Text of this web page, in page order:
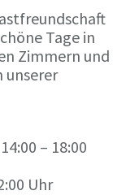
Tage in
Zimmern und
unserer
– 18:00
Uhr